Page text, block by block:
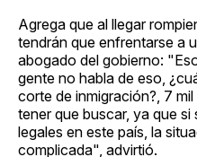
Agrega que al llegar
tendrán que enfrentarse a
abogado del gobierno:
gente no habla de eso,
corte de inmigración?, 7
tener que buscar, ya que
legales en este país, la
complicada", advirtió.